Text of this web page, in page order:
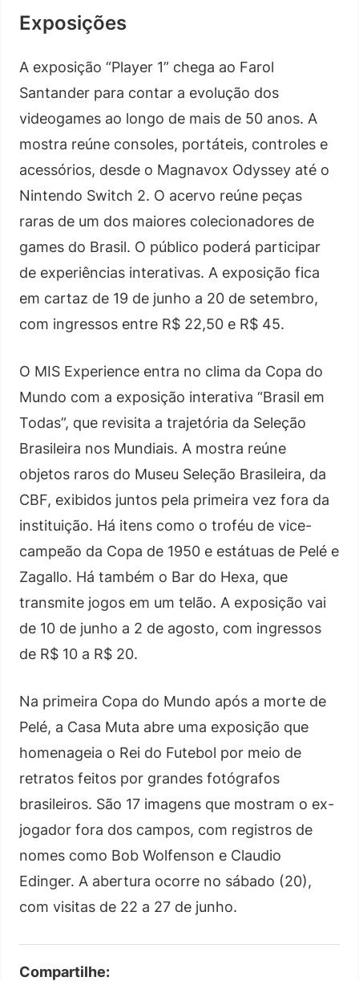
Exposições
A exposição “Player 1” chega ao Farol
Santander para contar a evolução dos
videogames ao longo de mais de 50 anos. A
mostra reúne consoles, portáteis, controles e
acessórios, desde o Magnavox Odyssey até o
Nintendo Switch 2. O acervo reúne peças
raras de um dos maiores colecionadores de
games do Brasil. O público poderá participar
de experiências interativas. A exposição fica
em cartaz de 19 de junho a 20 de setembro,
com ingressos entre R$ 22,50 e R$ 45.
O MIS Experience entra no clima da Copa do
Mundo com a exposição interativa “Brasil em
Todas”, que revisita a trajetória da Seleção
Brasileira nos Mundiais. A mostra reúne
objetos raros do Museu Seleção Brasileira, da
CBF, exibidos juntos pela primeira vez fora da
instituição. Há itens como o troféu de vice-
campeão da Copa de 1950 e estátuas de Pelé e
Zagallo. Há também o Bar do Hexa, que
transmite jogos em um telão. A exposição vai
de 10 de junho a 2 de agosto, com ingressos
de R$ 10 a R$ 20.
Na primeira Copa do Mundo após a morte de
Pelé, a Casa Muta abre uma exposição que
homenageia o Rei do Futebol por meio de
retratos feitos por grandes fotógrafos
brasileiros. São 17 imagens que mostram o ex-
jogador fora dos campos, com registros de
nomes como Bob Wolfenson e Claudio
Edinger. A abertura ocorre no sábado (20),
com visitas de 22 a 27 de junho.
Compartilhe: